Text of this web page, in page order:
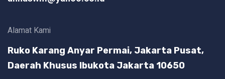
Alamat Kami
Ruko Karang Anyar Permai, Jakarta Pusat,
Daerah Khusus Ibukota Jakarta 10650